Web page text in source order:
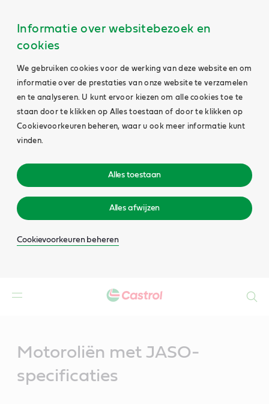
Informatie over websitebezoek en
cookies
We gebruiken cookies voor de werking van deze website en om
informatie over de prestaties van onze website te verzamelen
en te analyseren. U kunt ervoor kiezen om alle cookies toe te
staan door te klikken op Alles toestaan of door te klikken op
Cookievoorkeuren beheren, waar u ook meer informatie kunt
vinden.
Alles toestaan
Alles afwijzen
Cookievoorkeuren beheren
Motoroliën met JASO-
specificaties